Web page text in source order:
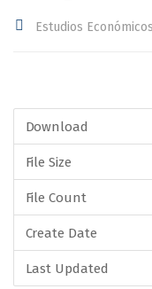
Estudios Económicos
Download
File Size
File Count
Create Date
Last Updated